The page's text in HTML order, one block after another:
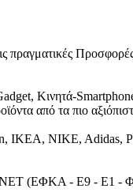
πραγματικές
Κινητά-
από τα πιο
IKEA, NIKE,
(ΕΦΚΑ - Ε9 - Ε1 -